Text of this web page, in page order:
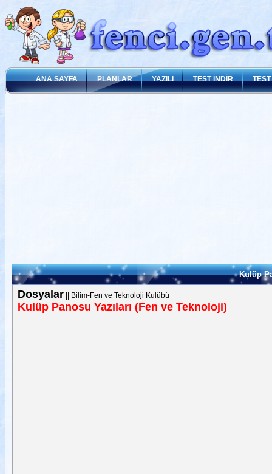
ANA SAYFA PLANLAR YAZILI TEST İNDİR
Kulüp
Dosyalar|| Bilim-Fen ve Teknoloji Kulübü
Kulüp Panosu Yazıları (Fen ve Teknoloji)